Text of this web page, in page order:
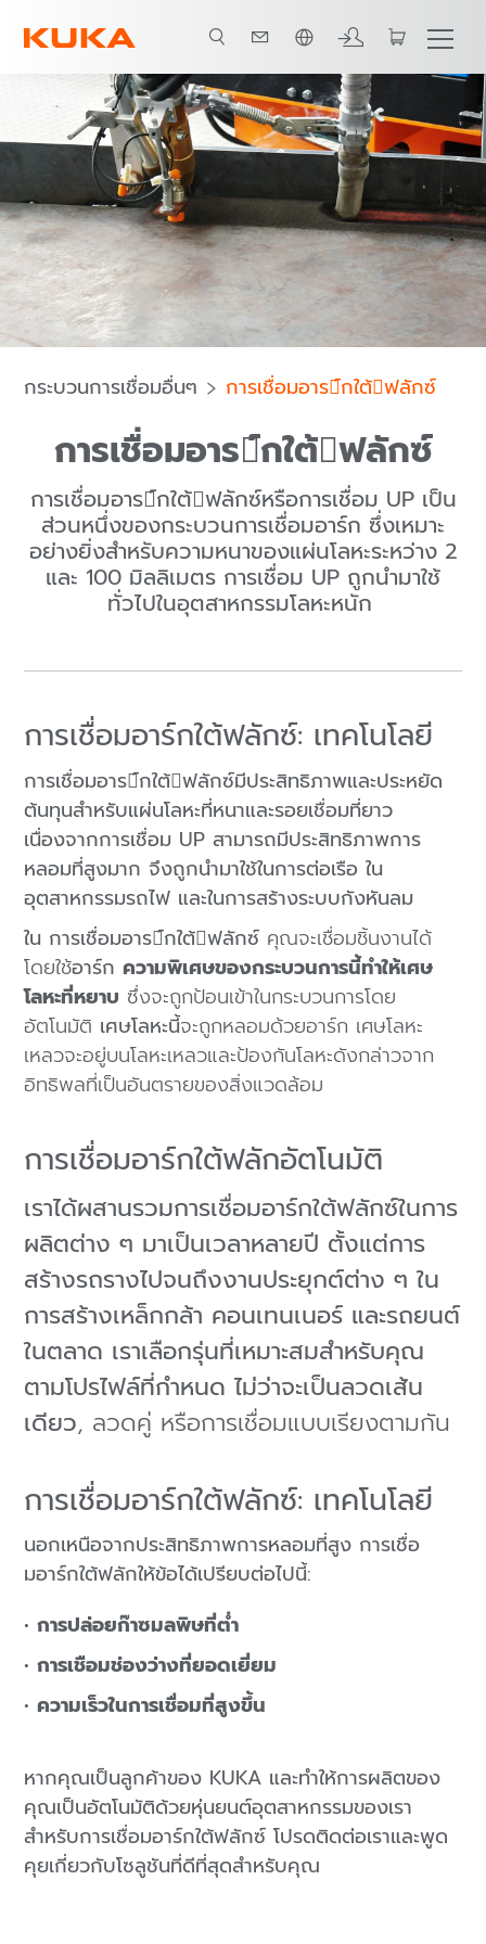
ภาษาไทย / Thai
กระบวนการเชื่อมอื่นๆ การเชื่อมอาร์กใต้ฟลักซ์
การเชื่อมอาร์กใต้ฟลักซ์
การเชื่อมอาร์กใต้ฟลักซ์หรือการเชื่อม UP เป็น
ส่วนหนึ่งของกระบวนการเชื่อมอาร์ก ซึ่งเหมาะ
อย่างยิ่งสำหรับความหนาของแผ่นโลหะระหว่าง 2
และ 100 มิลลิเมตร การเชื่อม UP ถูกนำมาใช้
ทั่วไปในอุตสาหกรรมโลหะหนัก
การเชื่อมอาร์กใต้ฟลักซ์: เทคโนโลยี
การเชื่อมอาร์กใต้ฟลักซ์มีประสิทธิภาพและประหยัด
ต้นทุนสำหรับแผ่นโลหะที่หนาและรอยเชื่อมที่ยาว
เนื่องจากการเชื่อม UP สามารถมีประสิทธิภาพการ
หลอมที่สูงมาก จึงถูกนำมาใช้ในการต่อเรือ ใน
อุตสาหกรรมรถไฟ และในการสร้างระบบกังหันลม
ใน การเชื่อมอาร์กใต้ฟลักซ์ คุณจะเชื่อมชิ้นงานได้
โดยใช้อาร์ก ความพิเศษของกระบวนการนี้ทำให้เศษ
โลหะที่หยาบ ซึ่งจะถูกป้อนเข้าในกระบวนการโดย
อัตโนมัติ เศษโลหะนี้จะถูกหลอมด้วยอาร์ก เศษโลหะ
เหลวจะอยู่บนโลหะเหลวและป้องกันโลหะดังกล่าวจาก
อิทธิพลที่เป็นอันตรายของสิ่งแวดล้อม
การเชื่อมอาร์กใต้ฟลักอัตโนมัติ
เราได้ผสานรวมการเชื่อมอาร์กใต้ฟลักซ์ในการ
ผลิตต่าง ๆ มาเป็นเวลาหลายปี ตั้งแต่การ
สร้างรถรางไปจนถึงงานประยุกต์ต่าง ๆ ใน
การสร้างเหล็กกล้า คอนเทนเนอร์ และรถยนต์
ในตลาด เราเลือกรุ่นที่เหมาะสมสำหรับคุณ
ตามโปรไฟล์ที่กำหนด ไม่ว่าจะเป็นลวดเส้น
เดียว, ลวดคู่ หรือการเชื่อมแบบเรียงตามกัน
การเชื่อมอาร์กใต้ฟลักซ์: เทคโนโลยี
นอกเหนือจากประสิทธิภาพการหลอมที่สูง การเชื่อ
มอาร์กใต้ฟลักให้ข้อได้เปรียบต่อไปนี้:
การปล่อยก๊าซมลพิษที่ต่ำ
การเชือมช่องว่างที่ยอดเยี่ยม
ความเร็วในการเชื่อมที่สูงขึ้น
หากคุณเป็นลูกค้าของ KUKA และทำให้การผลิตของ
คุณเป็นอัตโนมัติด้วยหุ่นยนต์อุตสาหกรรมของเรา
สำหรับการเชื่อมอาร์กใต้ฟลักซ์ โปรดติดต่อเราและพูด
คุยเกี่ยวกับโซลูชันที่ดีที่สุดสำหรับคุณ